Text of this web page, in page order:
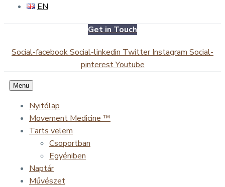
EN
Get in Touch
Social-facebookSocial-linkedin Twitter Instagram Social-
pinterestYoutube
Menu
Nyitólap
Movement Medicine ™
Tarts velem
Csoportban
Egyéniben
Naptár
Művészet